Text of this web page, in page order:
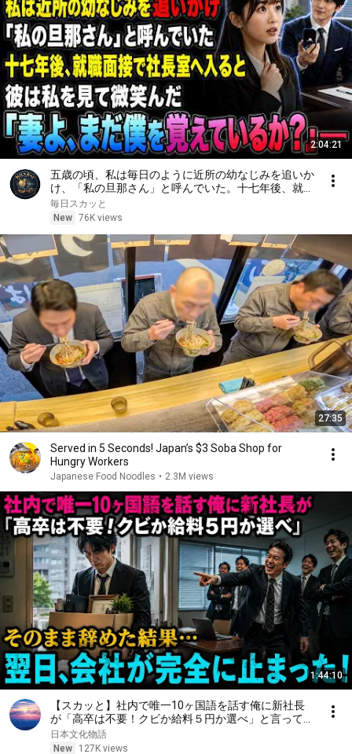
2:04:21
五歳の頃、私は毎日のように近所の幼なじみを追いか
け、「私の旦那さん」と呼んでいた。十七年後、就職
面接で社長室へ入ると、彼は私を見て微笑んだ。「妻
よ、まだ僕を覚えているか？」――
毎日スカッと
New 76K views
27:35
Served in 5 Seconds! Japan’s $3 Soba Shop for
Hungry Workers
Japanese Food Noodles • 2.3M views
1:44:10
【スカッと】社内で唯一10ヶ国語を話す俺に新社長
が「高卒は不要！クビか給料５円か選べ」と言ってき
た。そのまま辞めた結果
日本文化物語
New
127K views